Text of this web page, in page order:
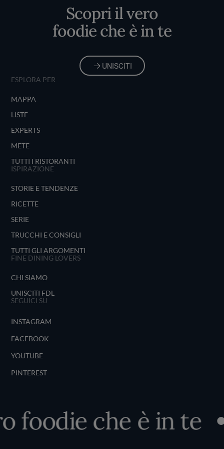
Scopri il vero
foodie che è in te
UNISCITI
ESPLORA PER
MAPPA
LISTE
EXPERTS
METE
TUTTI I RISTORANTI
ISPIRAZIONE
STORIE E TENDENZE
RICETTE
SERIE
TRUCCHI E CONSIGLI
TUTTI GLI ARGOMENTI
FINE DINING LOVERS
CHI SIAMO
UNISCITI FDL
SEGUICI SU
INSTAGRAM
FACEBOOK
YOUTUBE
PINTEREST
che è in te